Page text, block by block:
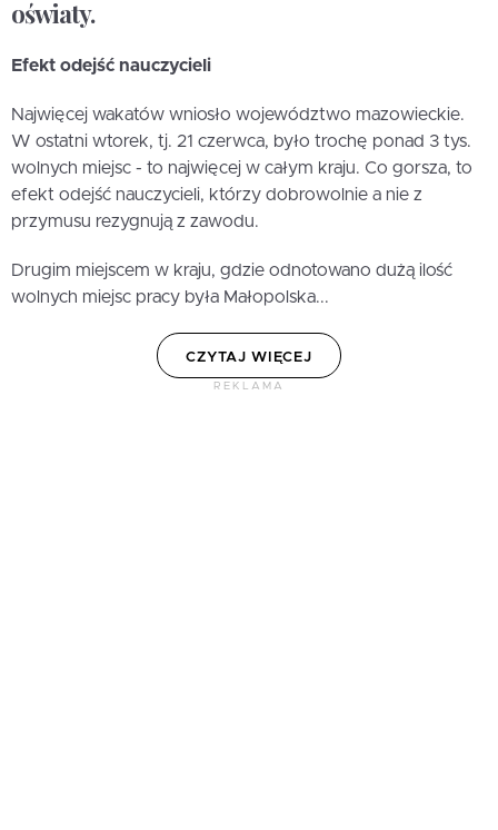
oświaty.
Efekt odejść nauczycieli
Najwięcej wakatów wniosło województwo mazowieckie.
W ostatni wtorek, tj. 21 czerwca, było trochę ponad 3 tys.
wolnych miejsc - to najwięcej w całym kraju. Co gorsza, to
efekt odejść nauczycieli, którzy dobrowolnie a nie z
przymusu rezygnują z zawodu.
Drugim miejscem w kraju, gdzie odnotowano dużą ilość
wolnych miejsc pracy była Małopolska...
CZYTAJ WIĘCEJ
REKLAMA